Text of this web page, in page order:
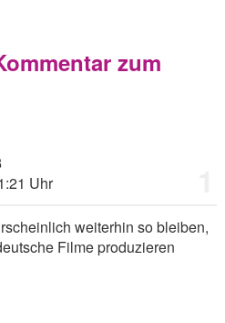
zum
Uhr
weiterhin so bleiben,
Filme produzieren